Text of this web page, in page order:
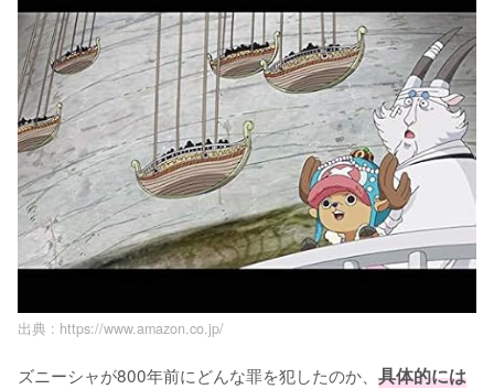
出典 : https://www.amazon.co.jp/
ズニーシャが800年前にどんな罪を犯したのか、 具体的には